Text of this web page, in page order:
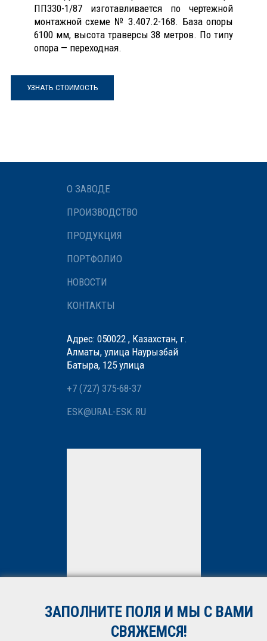
ПП330-1/87 изготавливается по чертежной
монтажной схеме № 3.407.2-168. База опоры
6100 мм, высота траверсы 38 метров. По типу
опора — переходная.
УЗНАТЬ СТОИМОСТЬ
О ЗАВОДЕ
ПРОИЗВОДСТВО
ПРОДУКЦИЯ
ПОРТФОЛИО
НОВОСТИ
КОНТАКТЫ
Адрес: 050022 , Казахстан, г.
Алматы, улица Наурызбай
Батыра, 125 улица
+7 (727) 375-68-37
ESK@URAL-ESK.RU
обработку персональных
обработке данных вПолитике
*
ЗАПОЛНИТЕ ПОЛЯ И МЫ С ВАМИ
СВЯЖЕМСЯ!